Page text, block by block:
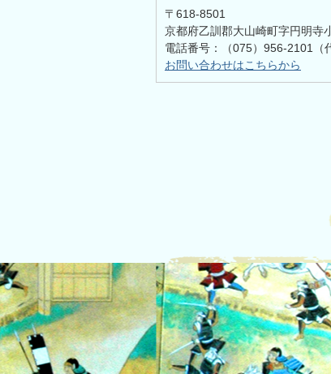
〒618-8501
京都府乙訓郡大山崎町字円明寺
電話番号：（075）956-2101
お問い合わせはこちらから